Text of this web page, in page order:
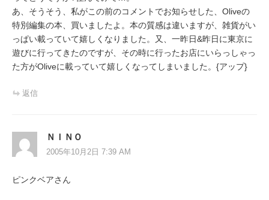
あ、そうそう、私がこの前のコメントでお知らせした、Oliveの
特別編集の本、買いましたよ。本の質感は違いますが、雑貨がい
っぱい載っていて嬉しくなりました。又、一昨日&昨日に東京に
遊びに行ってきたのですが、その時に行ったお店にいらっしゃっ
た方がOliveに載っていて嬉しくなってしまいました。{アップ}
返信
ＮＩＮＯ
2005年10月2日 7:39 AM
ピンクベアさん